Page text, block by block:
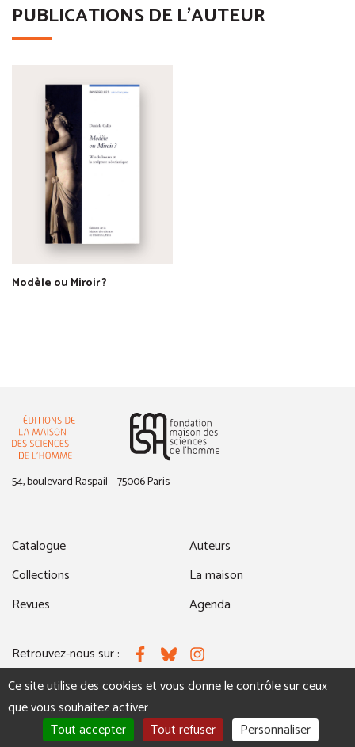
PUBLICATIONS DE L'AUTEUR
Modèle ou Miroir ?
54, boulevard Raspail – 75006 Paris
Catalogue
Collections
Revues
Auteurs
La maison
Agenda
Retrouvez-nous sur : FacebookBlueskyInstagram
MENTIONS LÉGALES NOUS CONTACTER
Ce site utilise des cookies et vous donne le contrôle sur ceux
que vous souhaitez activer
Tout accepter
Tout refuser Personnaliser